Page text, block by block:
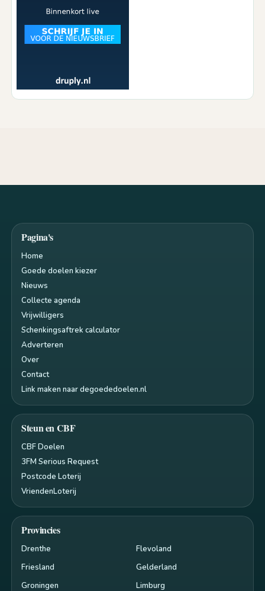
Pagina's
Home
Goede doelen kiezer
Nieuws
Collecte agenda
Vrijwilligers
Schenkingsaftrek calculator
Adverteren
Over
Contact
Link maken naar degoededoelen.nl
Steun en CBF
CBF Doelen
3FM Serious Request
Postcode Loterij
VriendenLoterij
Provincies
Drenthe
Flevoland
Friesland
Gelderland
Groningen
Limburg